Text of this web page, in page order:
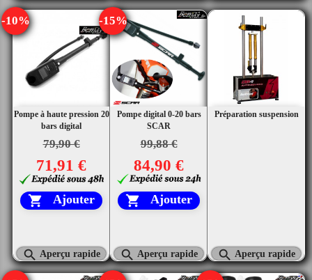
Pompe à haute pression 20
bars digital
79,90 €
-10%
71,91 €
 Ajouter
 Aperçu rapide
Pompe digital 0-20 bars
SCAR
99,88 €
-15%
84,90 €
 Ajouter
 Aperçu rapide
Préparation suspension
 Aperçu rapide